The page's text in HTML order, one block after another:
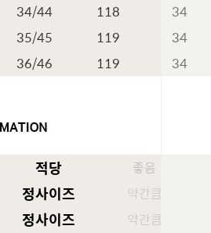
34/44 118 34
35/45 119 34
36/46 119 34
적당 좋음
정사이즈 약간큼
정사이즈 약간큼